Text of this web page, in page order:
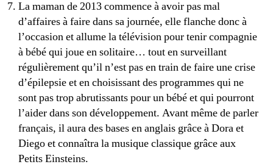
La maman de 2013 commence à avoir pas mal
d’affaires à faire dans sa journée, elle flanche donc à
l’occasion et allume la télévision pour tenir compagnie
à bébé qui joue en solitaire… tout en surveillant
régulièrement qu’il n’est pas en train de faire une crise
d’épilepsie et en choisissant des programmes qui ne
sont pas trop abrutissants pour un bébé et qui pourront
l’aider dans son développement. Avant même de parler
français, il aura des bases en anglais grâce à Dora et
Diego et connaîtra la musique classique grâce aux
Petits Einsteins.